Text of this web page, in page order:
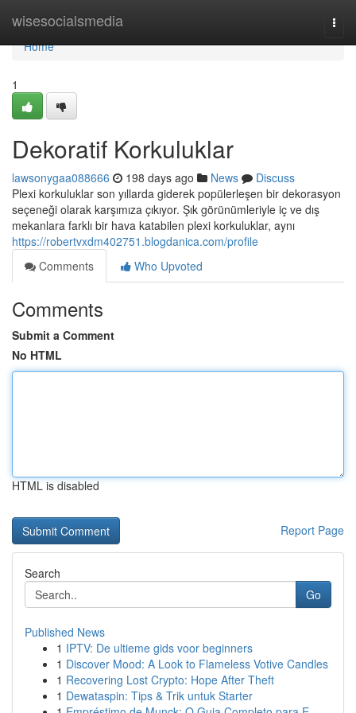
wisesocialsmedia
Home
Home
1
Dekoratif Korkuluklar
lawsonygaa088666 198 days ago News
Discuss
Plexi korkuluklar son yıllarda giderek popülerleşen bir dekorasyon
seçeneği olarak karşımıza çıkıyor. Şık görünümleriyle iç ve dış
mekanlara farklı bir hava katabilen plexi korkuluklar, aynı
https://robertvxdm402751.blogdanica.com/profile
Comments
Who Upvoted
Comments
Submit a Comment
No HTML
HTML is disabled
Report Page
Search
Go
Published News
1 IPTV: De ultieme gids voor beginners
1 Discover Mood: A Look to Flameless Votive Candles
1 Recovering Lost Crypto: Hope After Theft
1 Dewataspin: Tips & Trik untuk Starter